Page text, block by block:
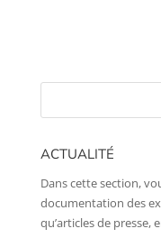
ACTUALITÉ
Dans cette section,
documentation des
qu’articles de